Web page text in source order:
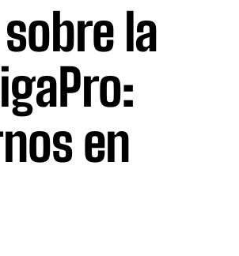
sobre la
en